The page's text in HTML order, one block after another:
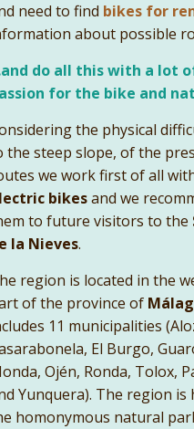
need to find bikes for
about possible
do all this with a lot
for the bike and
the physical
the steep slope, of the
we work first of all
bikesand we
to future visitors to the
la Nieves.
region is located in the
of the province of
11 municipalities
El Burgo,
Ojén, Ronda, Tolox,
Yunquera). The region is
homonymous natural